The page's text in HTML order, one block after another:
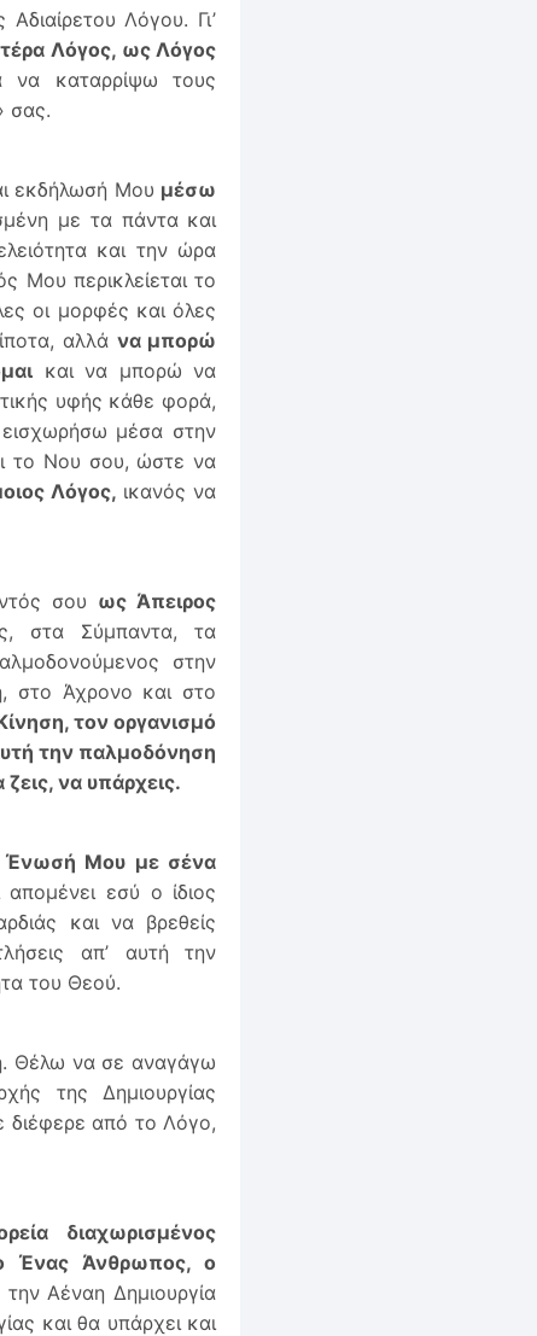
Λόγου. Γι’
Λόγος, ως Λόγος
να καταρρίψω τους
σας.
εκδήλωσή Μου μέσω
με τα πάντα και
και την ώρα
Μου περικλείεται το
οι μορφές και όλες
αλλά να μπορώ
και να μπορώ να
υφής κάθε φορά,
μέσα στην
το Νου σου, ώστε να
Λόγος, ικανός να
σου ως Άπειρος
στα Σύμπαντα, τα
στην
στο Άχρονο και στο
τον οργανισμό
την παλμοδόνηση
να υπάρχεις.
Ένωσή Μου με σένα
εσύ ο ίδιος
και να βρεθείς
απ’ αυτή την
του Θεού.
Θέλω να σε αναγάγω
της Δημιουργίας
διέφερε από το Λόγο,
διαχωρισμένος
ο Ένας Άνθρωπος, ο
Αέναη Δημιουργία
και θα υπάρχει και